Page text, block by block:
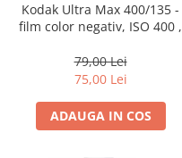
Kodak Ultra Max 400/135 -
film color negativ, ISO 400 ,
79,00 Lei
75,00 Lei
ADAUGA IN COS